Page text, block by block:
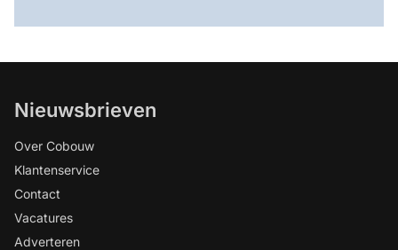
Nieuwsbrieven
Over Cobouw
Klantenservice
Contact
Vacatures
Adverteren